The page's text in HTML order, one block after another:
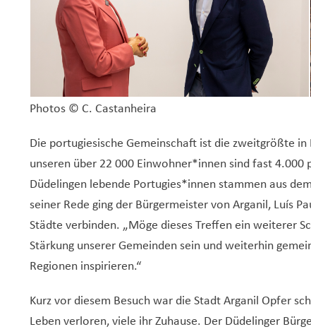
Photos © C. Castanheira
Die portugiesische Gemeinschaft ist die zweitgrößte
unseren über 22 000 Einwohner*innen sind fast
Düdelingen lebende Portugies*innen stammen aus
seiner Rede ging der Bürgermeister von Arganil, Luís
Städte verbinden. „Möge dieses Treffen ein weiterer
Stärkung unserer Gemeinden sein und weiterhin
Regionen inspirieren.“
Kurz vor diesem Besuch war die Stadt Arganil Opfer
Leben verloren, viele ihr Zuhause. Der Düdelinger